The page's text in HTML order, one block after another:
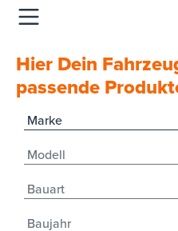
Hier Dein
passende